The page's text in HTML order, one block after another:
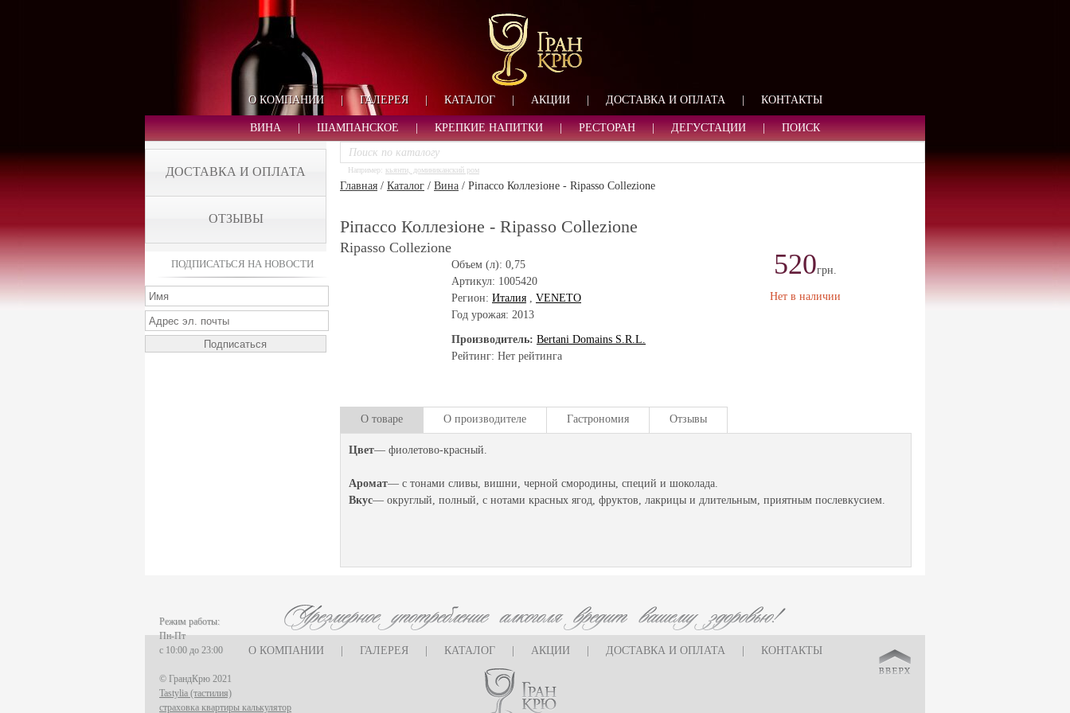
ЛОГИН
ЗАПОМНИТЬ МЕНЯ
ЗАБЫЛИ ПАРОЛЬ?
ВАШЕ ИМЯ:
ТЕЛЕФОН:
ИМЯ
О КОМПАНИИ | ГАЛЕРЕЯ | КАТАЛОГ АКЦИИ ДОСТАВКА И ОПЛАТА КОНТАКТЫ
ВИНА ШАМПАНСКОЕ КРЕПКИЕ НАПИТКИ РЕСТОРАН ДЕГУСТАЦИИ ПОИСК
ДОСТАВКА И ОПЛАТА
ОТЗЫВЫ
ПОДПИСАТЬСЯ НА НОВОСТИ
Например: кьянти, доминиканский ром
Главная / Каталог / Вина / Ріпассо Коллезіоне - Ripasso Collezione
Ріпассо Коллезіоне - Ripasso Collezione
Ripasso Collezione
Объем (л): 0,75
Артикул: 1005420
Регион: Италия , VENETO
Год урожая: 2013
Производитель: Bertani Domains S.R.L.
Рейтинг: Нет рейтинга
520грн.
Нет в наличии
О товаре О производителе Гастрономия Отзывы
Цвет— фиолетово-красный.
Аромат— с тонами сливы, вишни, черной смородины, специй и шоколада.
Вкус— округлый, полный, с нотами красных ягод, фруктов, лакрицы и длительным, приятным послевкусием.
О КОМПАНИИ ГАЛЕРЕЯ КАТАЛОГ АКЦИИ ДОСТАВКА И ОПЛАТА КОНТАКТЫ
Режим работы:
Пн-Пт
с 10:00 до 23:00
© ГрандКрю 2021
Tastylia (тастилия)
страховка квартиры калькулятор